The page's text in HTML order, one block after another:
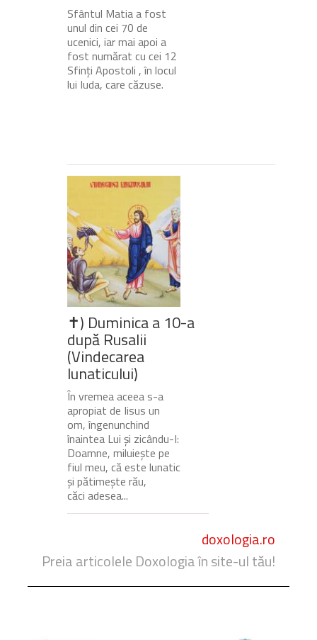
Sfântul Matia a fost
unul din cei 70 de
ucenici, iar mai apoi a
fost numărat cu cei 12
Sfinți Apostoli , în locul
lui Iuda, care căzuse.
✝) Duminica a 10-a
după Rusalii
(Vindecarea
lunaticului)
În vremea aceea s-a
apropiat de Iisus un
om, îngenunchind
înaintea Lui și zicându-I:
Doamne, miluiește pe
fiul meu, că este lunatic
și pătimește rău,
căci adesea...
doxologia.ro
Preia articolele Doxologia în site-ul tău!